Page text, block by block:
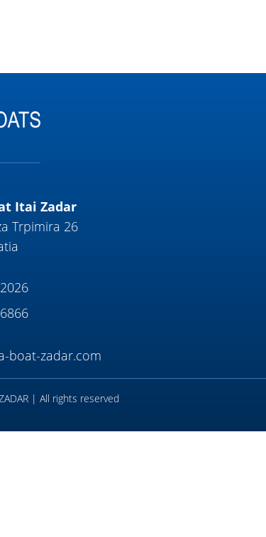
Itai Zadar
Trpimira 26
boat-zadar.com
| All rights reserved